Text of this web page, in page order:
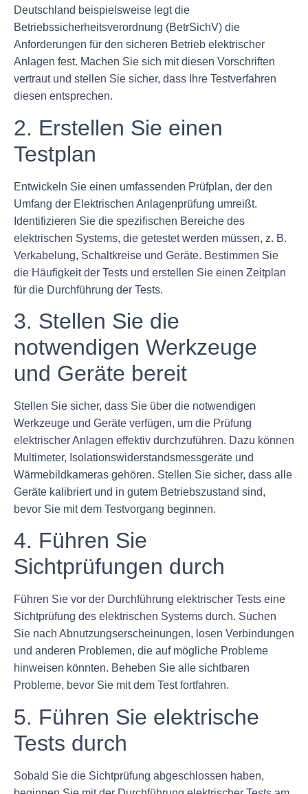
Deutschland beispielsweise legt die
Betriebssicherheitsverordnung (BetrSichV) die
Anforderungen für den sicheren Betrieb elektrischer
Anlagen fest. Machen Sie sich mit diesen Vorschriften
vertraut und stellen Sie sicher, dass Ihre Testverfahren
diesen entsprechen.
2. Erstellen Sie einen
Testplan
Entwickeln Sie einen umfassenden Prüfplan, der den
Umfang der Elektrischen Anlagenprüfung umreißt.
Identifizieren Sie die spezifischen Bereiche des
elektrischen Systems, die getestet werden müssen, z. B.
Verkabelung, Schaltkreise und Geräte. Bestimmen Sie
die Häufigkeit der Tests und erstellen Sie einen Zeitplan
für die Durchführung der Tests.
3. Stellen Sie die
notwendigen Werkzeuge
und Geräte bereit
Stellen Sie sicher, dass Sie über die notwendigen
Werkzeuge und Geräte verfügen, um die Prüfung
elektrischer Anlagen effektiv durchzuführen. Dazu können
Multimeter, Isolationswiderstandsmessgeräte und
Wärmebildkameras gehören. Stellen Sie sicher, dass alle
Geräte kalibriert und in gutem Betriebszustand sind,
bevor Sie mit dem Testvorgang beginnen.
4. Führen Sie
Sichtprüfungen durch
Führen Sie vor der Durchführung elektrischer Tests eine
Sichtprüfung des elektrischen Systems durch. Suchen
Sie nach Abnutzungserscheinungen, losen Verbindungen
und anderen Problemen, die auf mögliche Probleme
hinweisen könnten. Beheben Sie alle sichtbaren
Probleme, bevor Sie mit dem Test fortfahren.
5. Führen Sie elektrische
Tests durch
Sobald Sie die Sichtprüfung abgeschlossen haben,